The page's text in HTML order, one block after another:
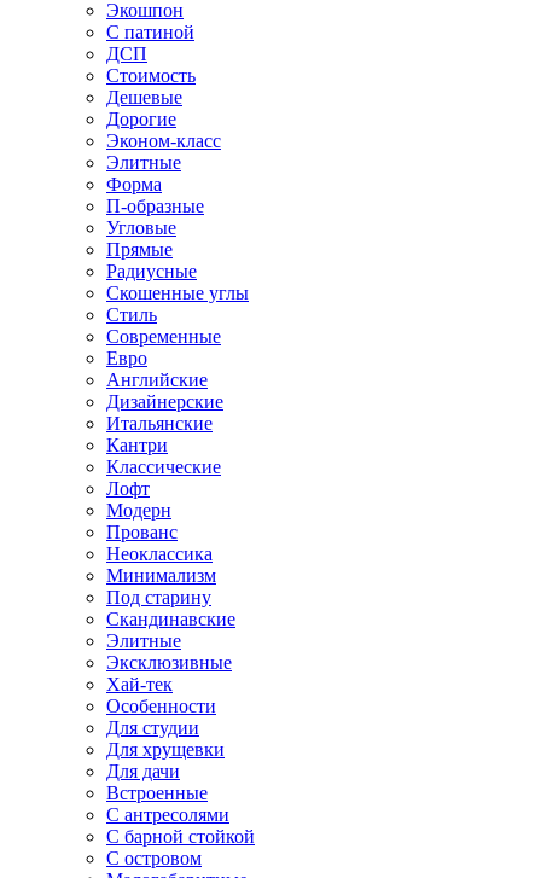
Экошпон
С патиной
ДСП
Стоимость
Дешевые
Дорогие
Эконом-класс
Элитные
Форма
П-образные
Угловые
Прямые
Радиусные
Скошенные углы
Стиль
Современные
Евро
Английские
Дизайнерские
Итальянские
Кантри
Классические
Лофт
Модерн
Прованс
Неоклассика
Минимализм
Под старину
Скандинавские
Элитные
Эксклюзивные
Хай-тек
Особенности
Для студии
Для хрущевки
Для дачи
Встроенные
С антресолями
С барной стойкой
С островом